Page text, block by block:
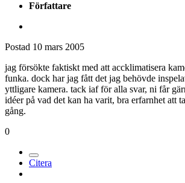
Författare
Postad 10 mars 2005
jag försökte faktiskt med att accklimatisera
funka. dock har jag fått det jag behövde
yttligare kamera. tack iaf för alla svar, ni får
idéer på vad det kan ha varit, bra erfarnhet att
gång.
0
Citera